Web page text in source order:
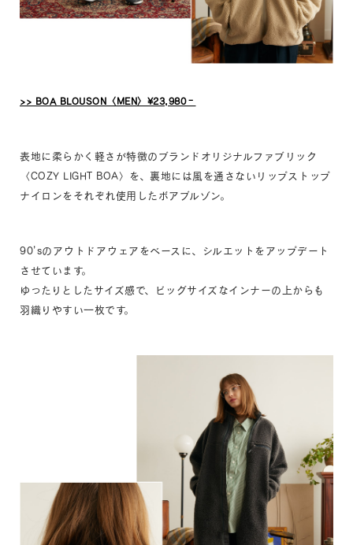
>> BOA BLOUSON〈MEN〉¥23,980‐
表地に柔らかく軽さが特徴のブランドオリジナルファブリック
〈COZY LIGHT BOA〉を、裏地には風を通さないリップストップ
ナイロンをそれぞれ使用したボアブルゾン。
90’sのアウトドアウェアをベースに、シルエットをアップデート
させています。
ゆったりとしたサイズ感で、ビッグサイズなインナーの上からも
羽織りやすい一枚です。